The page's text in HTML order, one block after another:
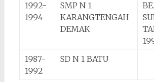
1992-
1994
SMP N 1
KARANGTENGAH
DEMAK
1987-
1992
SD N 1 BATU